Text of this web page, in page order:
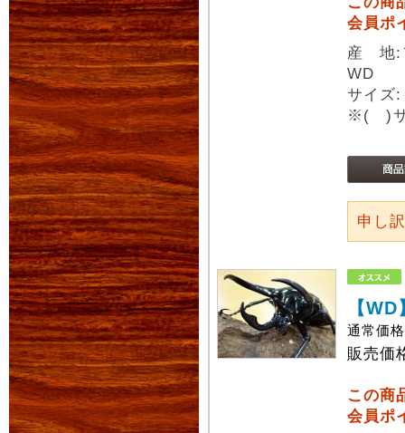
会員ポ
産 地:
WD
サイズ
※( )サ
申し
【
通常価
販売価
この商
会員ポ